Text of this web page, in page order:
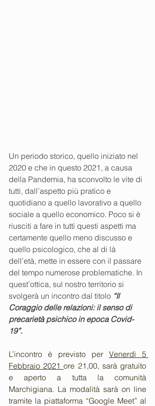
Un periodo storico, quello iniziato nel
2020 e che in questo 2021, a causa
della Pandemia, ha sconvolto le vite di
tutti, dall’aspetto più pratico e
quotidiano a quello lavorativo a quello
sociale a quello economico. Poco si è
riusciti a fare in tutti questi aspetti ma
certamente quello meno discusso e
quello psicologico, che al di là
dell’età, mette in essere con il passare
del tempo numerose problematiche. In
quest’ottica, sul nostro territorio si
svolgerà un incontro dal titolo “Il
Coraggio delle relazioni: il senso di
precarietà psichico in epoca Covid-
19”.
L’incontro è previsto per Venerdì 5
Febbraio 2021 ore 21,00, sarà gratuito
e aperto a tutta la comunità
Marchigiana. La modalità sarà on line
tramite la piattaforma “Google Meet” al